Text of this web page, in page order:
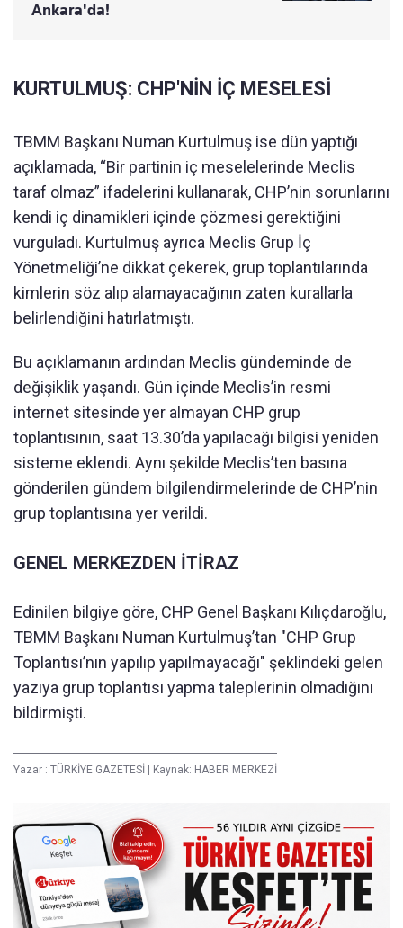
Ankara'da!
KURTULMUŞ: CHP'NİN İÇ MESELESİ
TBMM Başkanı Numan Kurtulmuş ise dün yaptığı
açıklamada, “Bir partinin iç meselelerinde Meclis
taraf olmaz” ifadelerini kullanarak, CHP’nin sorunlarını
kendi iç dinamikleri içinde çözmesi gerektiğini
vurguladı. Kurtulmuş ayrıca Meclis Grup İç
Yönetmeliği’ne dikkat çekerek, grup toplantılarında
kimlerin söz alıp alamayacağının zaten kurallarla
belirlendiğini hatırlatmıştı.
Bu açıklamanın ardından Meclis gündeminde de
değişiklik yaşandı. Gün içinde Meclis’in resmi
internet sitesinde yer almayan CHP grup
toplantısının, saat 13.30’da yapılacağı bilgisi yeniden
sisteme eklendi. Aynı şekilde Meclis’ten basına
gönderilen gündem bilgilendirmelerinde de CHP’nin
grup toplantısına yer verildi.
GENEL MERKEZDEN İTİRAZ
Edinilen bilgiye göre, CHP Genel Başkanı Kılıçdaroğlu,
TBMM Başkanı Numan Kurtulmuş’tan "CHP Grup
Toplantısı’nın yapılıp yapılmayacağı" şeklindeki gelen
yazıya grup toplantısı yapma taleplerinin olmadığını
bildirmişti.
Yazar : TÜRKİYE GAZETESİ Kaynak: HABER MERKEZİ